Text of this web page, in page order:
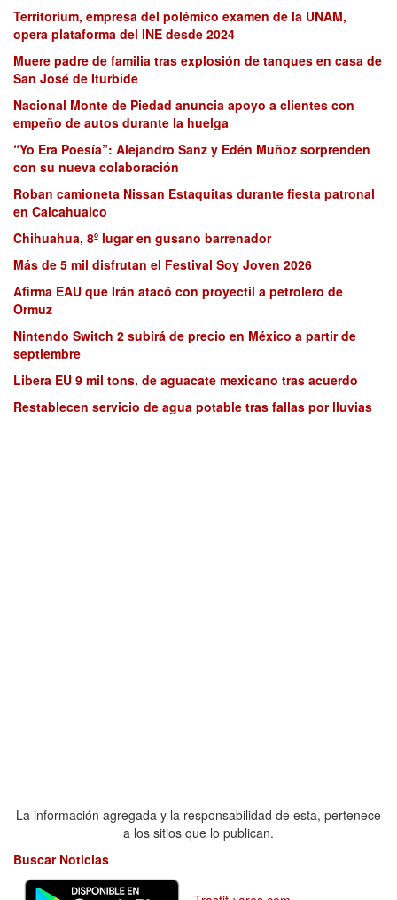
Territorium, empresa del polémico examen de la UNAM,
opera plataforma del INE desde 2024
Muere padre de familia tras explosión de tanques en casa de
San José de Iturbide
Nacional Monte de Piedad anuncia apoyo a clientes con
empeño de autos durante la huelga
“Yo Era Poesía”: Alejandro Sanz y Edén Muñoz sorprenden
con su nueva colaboración
Roban camioneta Nissan Estaquitas durante fiesta patronal
en Calcahualco
Chihuahua, 8º lugar en gusano barrenador
Más de 5 mil disfrutan el Festival Soy Joven 2026
Afirma EAU que Irán atacó con proyectil a petrolero de
Ormuz
Nintendo Switch 2 subirá de precio en México a partir de
septiembre
Libera EU 9 mil tons. de aguacate mexicano tras acuerdo
Restablecen servicio de agua potable tras fallas por lluvias
La información agregada y la responsabilidad de esta, pertenece
a los sitios que lo publican.
Buscar Noticias